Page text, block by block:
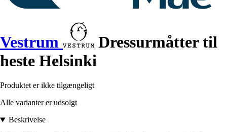
Vestrum
Dressurmåtter til
heste Helsinki
Produktet er ikke tilgængeligt
Alle varianter er udsolgt
Beskrivelse